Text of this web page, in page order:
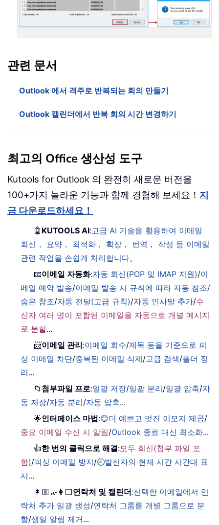
관련 문서
Outlook 에서 격주로 반복되는 회의 만들기
Outlook 캘린더에서 반복 회의 시간 변경하기
최고의 Office 생산성 도구
Kutools for Outlook 의 완전히 새로운 버전을
100+가지 놀라운 기능과 함께 경험해 보세요！ 지
금 다운로드하세요！
🤖 KUTOOLS AI:고급 AI 기술을 활용하여 이메일
회신， 요약， 최적화， 확장， 번역， 작성 등 이메일
관련 작업을 손쉽게 처리합니다。
📧이메일 자동화:자동 회신(POP 및 IMAP 지원)/이
메일 예약 발송/이메일 발송 시 규칙에 따라 자동 참조/
숨은 참조/자동 전달(고급 규칙)/자동 인사말 추가/수
신자 여러 명이 포함된 이메일을 자동으로 개별 메시지
로 분할...
📨이메일 관리:이메일 회수/제목 등을 기준으로 피
싱 이메일 차단/중복된 이메일 삭제/고급 검색/폴더 정
리...
📁 첨부파일 프로:일괄 저장/일괄 분리/일괄 압축/자
동 저장/자동 분리/자동 압축...
🌟인터페이스 마법:😊더 예쁘고 멋진 이모지 제공/
중요 이메일 수신 시 알림/Outlook 종료 대신 최소화...
👍한 번의 클릭으로 해결:모두 회신(첨부 파일 포
함)/피싱 이메일 방지/🕘발신자의 현재 시간 시간대 표
시...
👩🏼‍🤝‍👩🏻연락처 및 캘린더:선택한 이메일에서 연
락처 추가 일괄 생성/연락처 그룹를 개별 그룹으로 분
할/생일 알림 제거...